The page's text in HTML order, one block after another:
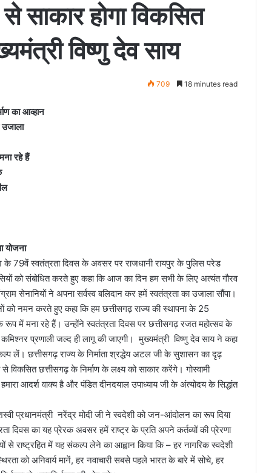
साकार होगा विकसित
विष्णु देव साय
709 18 minutes read
का आव्हान
उजाला
रहे हैं
योजना
79वें स्वतंत्रता दिवस के अवसर पर राजधानी रायपुर के पुलिस परेड
को संबोधित करते हुए कहा कि आज का दिन हम सभी के लिए अत्यंत गौरव
सेनानियों ने अपना सर्वस्व बलिदान कर हमें स्वतंत्रता का उजाला सौंपा।
को नमन करते हुए कहा कि हम छत्तीसगढ़ राज्य की स्थापना के 25
के रूप में मना रहे हैं। उन्होंने स्वतंत्रता दिवस पर छत्तीसगढ़ रजत महोत्सव के
प्रणाली जल्द ही लागू की जाएगी। मुख्यमंत्री विष्णु देव साय ने कहा
लें। छत्तीसगढ़ राज्य के निर्माता श्रद्धेय अटल जी के सुशासन का दृढ़
छत्तीसगढ़ के निर्माण के लक्ष्य को साकार करेंगे। गोस्वामी
आदर्श वाक्य है और पंडित दीनदयाल उपाध्याय जी के अंत्योदय के सिद्धांत
प्रधानमंत्री नरेंद्र मोदी जी ने स्वदेशी को जन-आंदोलन का रूप दिया
दिवस का यह प्रेरक अवसर हमें राष्ट्र के प्रति अपने कर्तव्यों की प्रेरणा
से राष्ट्रहित में यह संकल्प लेने का आह्वान किया कि – हर नागरिक स्वदेशी
को अनिवार्य मानें, हर नवाचारी सबसे पहले भारत के बारे में सोचे, हर